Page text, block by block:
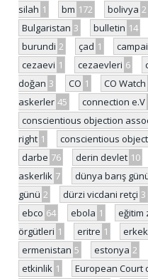
silah 1 bm 172 bolivya 2
Bulgaristan 3 bulletin 14
burundi 2 çad 1
cezaevi 1 cezaevleri 6
doğan 3 CO 1 CO Watch
askerler 45 connection e.V
conscientious objection
right 1 conscientious
darbe 76 derin devlet 10
askerlik 7 dünya barış
günü 2 dürzi vicdani retçi 3
ebco 64 ebola 1 eğitim
örgütleri 1 eritre 1
ermenistan 5 estonya 2
etkinlik 1 European Court